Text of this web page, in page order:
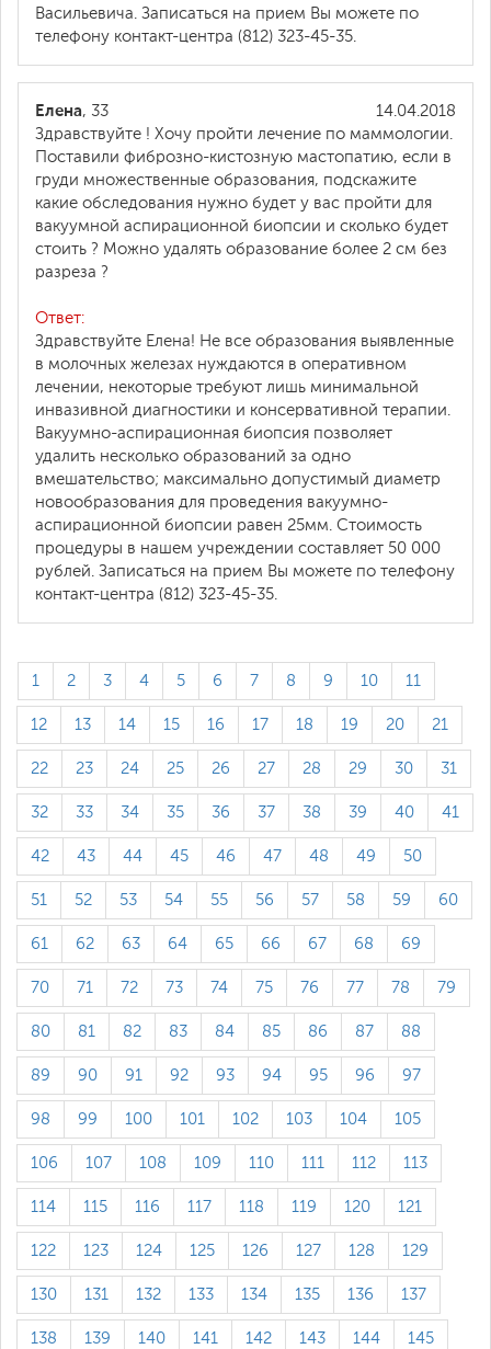
Васильевича. Записаться на прием Вы можете по
телефону контакт-центра (812) 323-45-35.
14.04.2018
Елена, 33
Здравствуйте ! Хочу пройти лечение по маммологии.
Поставили фиброзно-кистозную мастопатию, если в
груди множественные образования, подскажите
какие обследования нужно будет у вас пройти для
вакуумной аспирационной биопсии и сколько будет
стоить ? Можно удалять образование более 2 см без
разреза ?
Ответ:
Здравствуйте Елена! Не все образования выявленные
в молочных железах нуждаются в оперативном
лечении, некоторые требуют лишь минимальной
инвазивной диагностики и консервативной терапии.
Вакуумно-аспирационная биопсия позволяет
удалить несколько образований за одно
вмешательство; максимально допустимый диаметр
новообразования для проведения вакуумно-
аспирационной биопсии равен 25мм. Стоимость
процедуры в нашем учреждении составляет 50 000
рублей. Записаться на прием Вы можете по телефону
контакт-центра (812) 323-45-35.
1 2 3 4 5 6 7 8 9 10 11
12 13 14 15 16 17 18 19 20 21
22 23 24 25 26 27 28 29 30 31
32 33 34 35 36 37 38 39 40 41
42 43 44 45 46 47 48 49 50
51 52 53 54 55 56 57 58 59 60
61 62 63 64 65 66 67 68 69
70 71 72 73 74 75 76 77 78 79
80 81 82 83 84 85 86 87 88
89 90 91 92 93 94 95 96 97
98 99 100 101 102 103 104 105
106 107 108 109 110 111 112 113
114 115 116 117 118 119 120 121
122 123 124 125 126 127 128 129
130 131 132 133 134 135 136 137
138 139 140 141 142 143 144 145